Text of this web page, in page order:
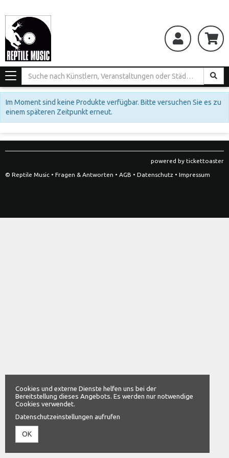
Toggle
navigation
Im Moment sind keine Produkte verfügbar. Bitte versuchen Sie es zu
einem späteren Zeitpunkt erneut.
powered by tickettoaster
© Reptile Music • Fragen & Antworten • AGB • Datenschutz • Impressum
Cookies und externe Dienste helfen uns bei der
Bereitstellung dieses Angebots. Es werden nur notwendige
Cookies verwendet.
Datenschutzeinstellungen aufrufen
OK